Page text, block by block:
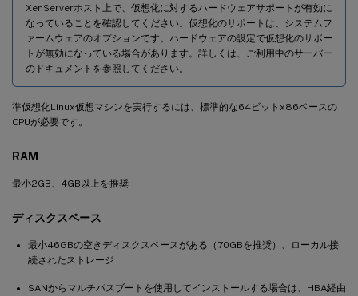
XenServerホスト上で、仮想化に対するハードウェアサポートが有効に
なっていることを確認してください。仮想化のサポートは、システムフ
ァームウェアのオプションです。ハードウェアの設定で仮想化のサポー
トが無効になっている場合があります。詳しくは、ご利用中のサーバー
のドキュメントを参照してください。
準仮想化Linux仮想マシンを実行するには、標準的な64ビットx86ベースの
CPUが必要です。
RAM
最小2GB、4GB以上を推奨
ディスクスペース
最小46GBの空きディスクスペースがある（70GBを推奨）、ローカル接
続されたストレージ
SANからマルチパスブートを使用してインストールする場合は、HBA経由